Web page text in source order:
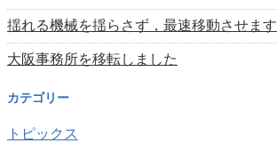
揺れる機械を揺らさず，最速移動させます
大阪事務所を移転しました
カテゴリー
トピックス